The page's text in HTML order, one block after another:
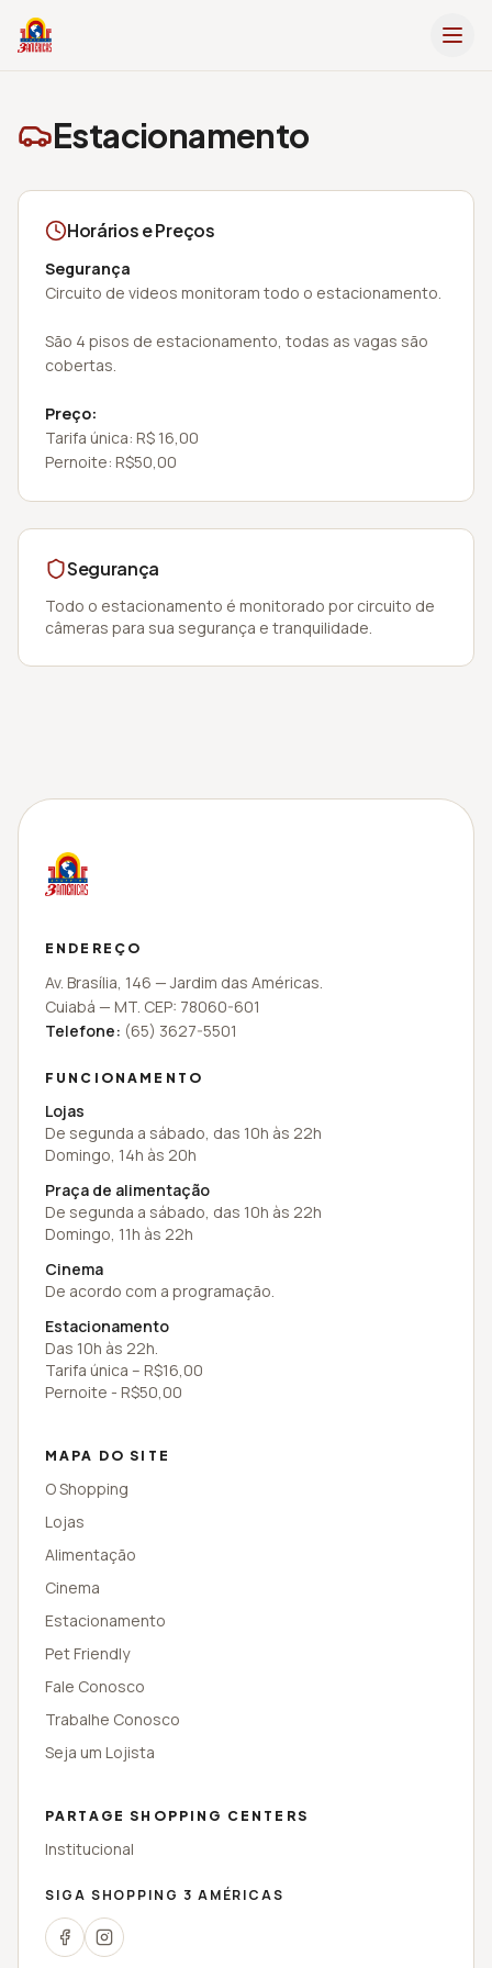
Estacionamento
Horários e Preços
Segurança
Circuito de videos monitoram todo o estacionamento.
São 4 pisos de estacionamento, todas as vagas são
cobertas.
Preço:
Tarifa única: R$ 16,00
Pernoite: R$50,00
Segurança
Todo o estacionamento é monitorado por circuito de
câmeras para sua segurança e tranquilidade.
ENDEREÇO
Av. Brasília, 146 —Jardim das Américas.
Cuiabá — MT. CEP: 78060-601
Telefone: (65) 3627-5501
FUNCIONAMENTO
Lojas
De segunda a sábado, das 10h às 22h
Domingo, 14h às 20h
Praça de alimentação
De segunda a sábado, das 10h às 22h
Domingo, 11h às 22h
Cinema
De acordo com a programação.
Estacionamento
Das 10h às 22h.
Tarifa única – R$16,00
Pernoite - R$50,00
MAPA DO SITE
O Shopping
Lojas
Alimentação
Cinema
Estacionamento
Pet Friendly
Fale Conosco
Trabalhe Conosco
Seja um Lojista
PARTAGE SHOPPING CENTERS
Institucional
SIGA SHOPPING 3 AMÉRICAS